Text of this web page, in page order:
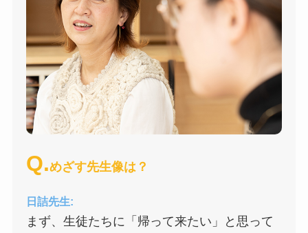
Q.めざす先生像は？
日詰先生:
まず、生徒たちに「帰って来たい」と思って